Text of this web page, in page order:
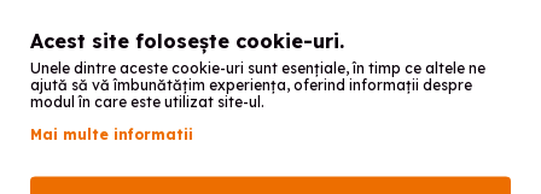
Masa laborator
1.25000lei 2.85000lei
Acest site folosește cookie-uri.
Unele dintre aceste cookie-uri sunt esențiale, în timp ce altele ne
ajută să vă îmbunătățim experiența, oferind informații despre
modul în care este utilizat site-ul.
Mai multe informatii